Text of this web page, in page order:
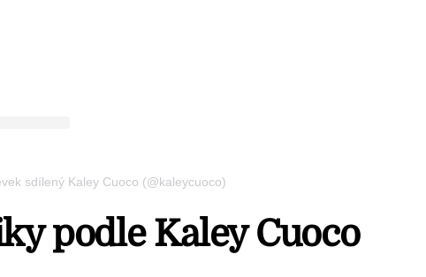
sdílený Kaley Cuoco (@kaleycuoco)
podle Kaley Cuoco